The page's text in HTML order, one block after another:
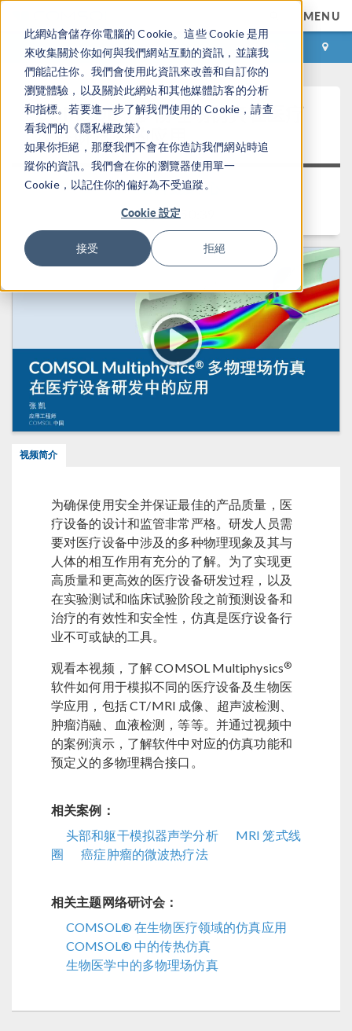
此網站會儲存你電腦的 Cookie。這些 Cookie 是用
來收集關於你如何與我們網站互動的資訊，並讓我
們能記住你。我們會使用此資訊來改善和自訂你的
瀏覽體驗，以及關於此網站和其他媒體訪客的分析
和指標。若要進一步了解我們使用的 Cookie，請查
看我們的《隱私權政策》。
如果你拒絕，那麼我們不會在你造訪我們網站時追
蹤你的資訊。我們會在你的瀏覽器使用單一
Cookie，以記住你的偏好為不受追蹤。
Cookie 設定
接受 拒絕
MENU
登录 咨询与购买
COMSOL®多物理场仿真在医疗
设备研发中的应用
返回视频中心
时长： 50:39
视频简介
为确保使用安全并保证最佳的产品质量，医
疗设备的设计和监管非常严格。研发人员需
要对医疗设备中涉及的多种物理现象及其与
人体的相互作用有充分的了解。为了实现更
高质量和更高效的医疗设备研发过程，以及
在实验测试和临床试验阶段之前预测设备和
治疗的有效性和安全性，仿真是医疗设备行
业不可或缺的工具。
观看本视频，了解 COMSOL Multiphysics®
软件如何用于模拟不同的医疗设备及生物医
学应用，包括 CT/MRI 成像、超声波检测、
肿瘤消融、血液检测，等等。并通过视频中
的案例演示，了解软件中对应的仿真功能和
预定义的多物理耦合接口。
相关案例：
头部和躯干模拟器声学分析
MRI 笼式线
圈
癌症肿瘤的微波热疗法
相关主题网络研讨会：
COMSOL® 在生物医疗领域的仿真应用
COMSOL® 中的传热仿真
生物医学中的多物理场仿真